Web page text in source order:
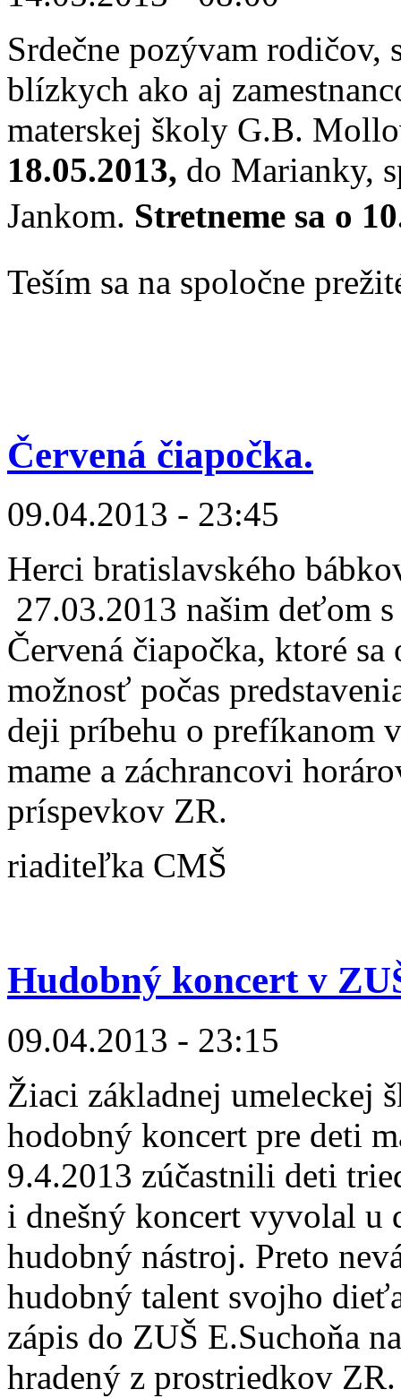
Srdečne pozývam
blízkych ako aj
materskej školy G.B.
18.05.2013, do Marianky,
Jankom. Stretneme sa o
Teším sa na
Červená čiapočka.
09.04.2013 - 23:45
Herci bratislavského
27.03.2013 našim deťom
Červená čiapočka, ktoré
možnosť počas
deji príbehu o prefíkanom
mame a záchrancovi
príspevkov ZR.
riaditeľka CMŠ
Hudobný koncert v
09.04.2013 - 23:15
Žiaci základnej umeleckej
hodobný koncert pre deti
9.4.2013 zúčastnili deti
i dnešný koncert vyvolal u
hudobný nástroj. Preto
hudobný talent svojho
zápis do ZUŠ E.Suchoňa
hradený z prostriedkov ZR.